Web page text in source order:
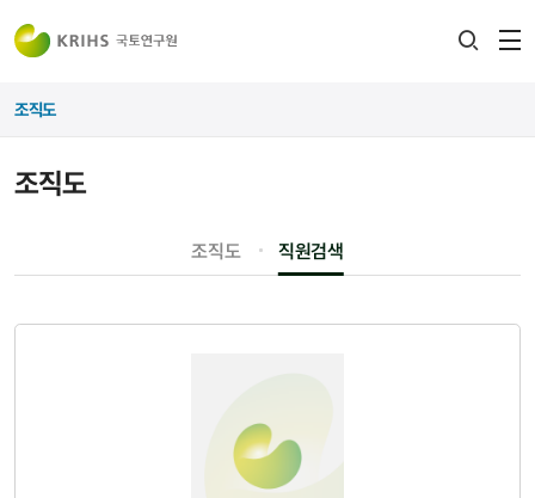
조직도
조직도
조직도 직원검색